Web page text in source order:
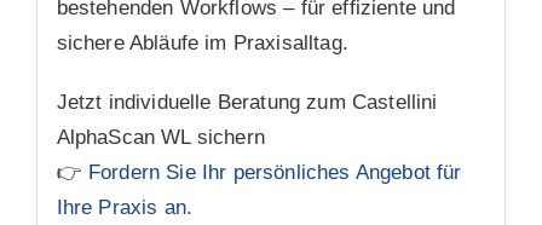
bestehenden Workflows – für effiziente und
sichere Abläufe im Praxisalltag.
Jetzt individuelle Beratung zum Castellini
AlphaScan WL sichern
👉 Fordern Sie Ihr persönliches Angebot für
Ihre Praxis an.